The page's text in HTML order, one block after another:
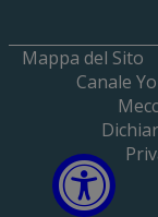
Mappa del Sito
Canale